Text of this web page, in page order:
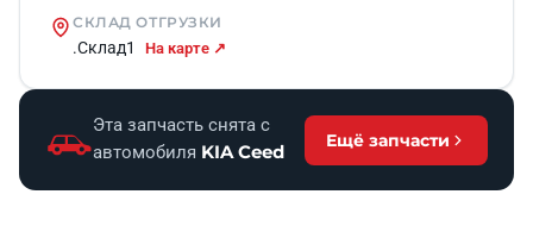
СКЛАД ОТГРУЗКИ
.Склад1 На карте ↗
Эта запчасть снята с
автомобиля KIA Ceed
Ещё запчасти